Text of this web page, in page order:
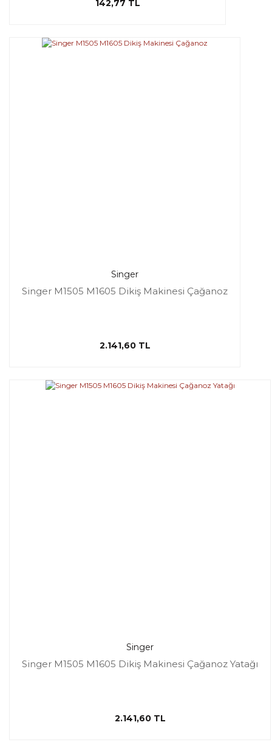
142,77 TL
Singer
Singer M1505 M1605 Dikiş Makinesi Çağanoz
2.141,60 TL
Singer
Singer M1505 M1605 Dikiş Makinesi Çağanoz Yatağı
2.141,60 TL